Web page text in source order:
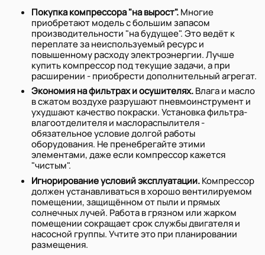
Покупка компрессора "на вырост".Многие
приобретают модель с большим запасом
производительности "на будущее". Это ведёт к
переплате за неиспользуемый ресурс и
повышенному расходу электроэнергии. Лучше
купить компрессор под текущие задачи, а при
расширении - приобрести дополнительный агрегат.
Экономия на фильтрах и осушителях.Влага и масло
в сжатом воздухе разрушают пневмоинструмент и
ухудшают качество покраски. Установка фильтра-
влагоотделителя и маслораспылителя -
обязательное условие долгой работы
оборудования. Не пренебрегайте этими
элементами, даже если компрессор кажется
"чистым".
Игнорирование условий эксплуатации.Компрессор
должен устанавливаться в хорошо вентилируемом
помещении, защищённом от пыли и прямых
солнечных лучей. Работа в грязном или жарком
помещении сокращает срок службы двигателя и
насосной группы. Учтите это при планировании
размещения.